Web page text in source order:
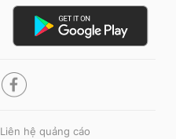
Liên hệ quảng cáo